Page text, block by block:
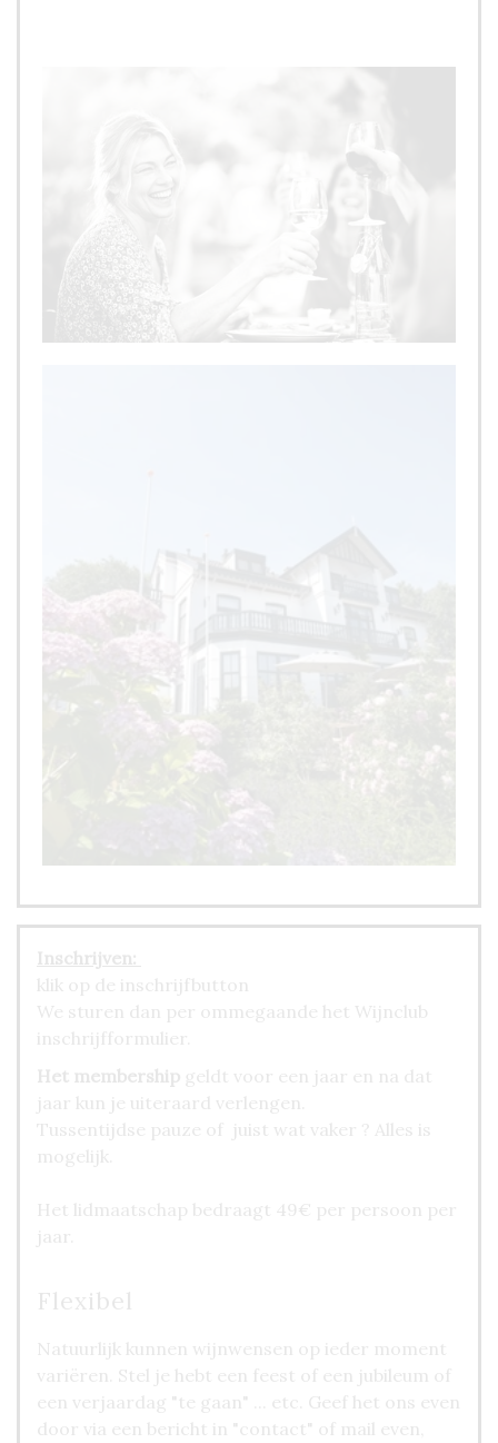
Inschrijven:
klik op de inschrijfbutton
We sturen dan per ommegaande het Wijnclub
inschrijfformulier.
Het membership geldt voor een jaar en na dat
jaar kun je uiteraard verlengen.
Tussentijdse pauze of juist wat vaker ? Alles is
mogelijk.
Het lidmaatschap bedraagt 49€ per persoon per
jaar.
Flexibel
Natuurlijk kunnen wijnwensen op ieder moment
variëren. Stel je hebt een feest of een jubileum of
een verjaardag "te gaan" ... etc. Geef het ons even
door via een bericht in "contact" of mail even,